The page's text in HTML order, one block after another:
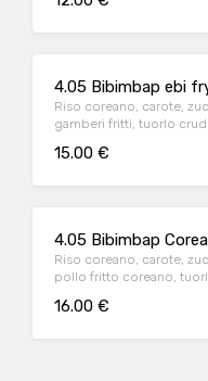
4.05 Bibimbap ebi
Riso coreano, carote,
gamberi fritti, tuorlo
15.00 €
4.05 Bibimbap Corea
Riso coreano, carote,
pollo fritto coreano,
16.00 €